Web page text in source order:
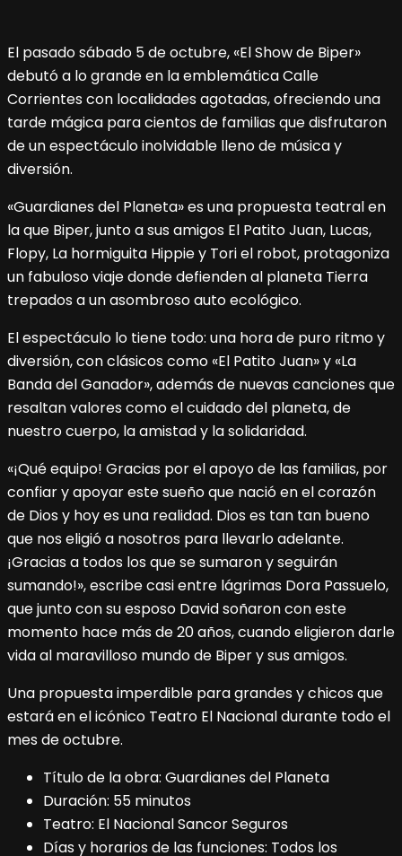
El pasado sábado 5 de octubre, «El Show de Biper»
debutó a lo grande en la emblemática Calle
Corrientes con localidades agotadas, ofreciendo una
tarde mágica para cientos de familias que disfrutaron
de un espectáculo inolvidable lleno de música y
diversión.
«Guardianes del Planeta» es una propuesta teatral en
la que Biper, junto a sus amigos El Patito Juan, Lucas,
Flopy, La hormiguita Hippie y Tori el robot, protagoniza
un fabuloso viaje donde defienden al planeta Tierra
trepados a un asombroso auto ecológico.
El espectáculo lo tiene todo: una hora de puro ritmo y
diversión, con clásicos como «El Patito Juan» y «La
Banda del Ganador», además de nuevas canciones que
resaltan valores como el cuidado del planeta, de
nuestro cuerpo, la amistad y la solidaridad.
«¡Qué equipo! Gracias por el apoyo de las familias, por
confiar y apoyar este sueño que nació en el corazón
de Dios y hoy es una realidad. Dios es tan tan bueno
que nos eligió a nosotros para llevarlo adelante.
¡Gracias a todos los que se sumaron y seguirán
sumando!», escribe casi entre lágrimas Dora Passuelo,
que junto con su esposo David soñaron con este
momento hace más de 20 años, cuando eligieron darle
vida al maravilloso mundo de Biper y sus amigos.
Una propuesta imperdible para grandes y chicos que
estará en el icónico Teatro El Nacional durante todo el
mes de octubre.
Título de la obra: Guardianes del Planeta
Duración: 55 minutos
Teatro: El Nacional Sancor Seguros
Días y horarios de las funciones: Todos los